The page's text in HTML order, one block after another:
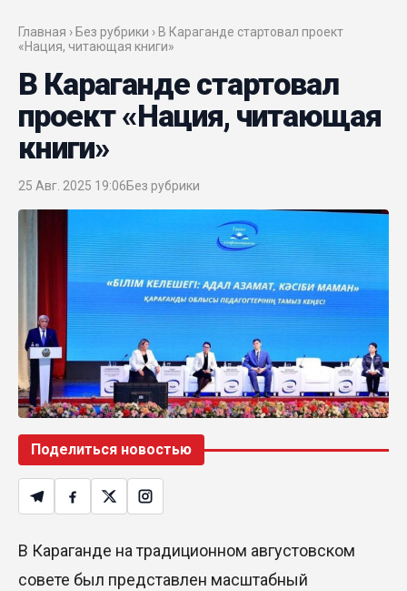
Главная › Без рубрики › В Караганде стартовал проект
«Нация, читающая книги»
В Караганде стартовал
проект «Нация, читающая
книги»
25 Авг. 2025 19:06Без рубрики
Поделиться новостью
В Караганде на традиционном августовском
совете был представлен масштабный